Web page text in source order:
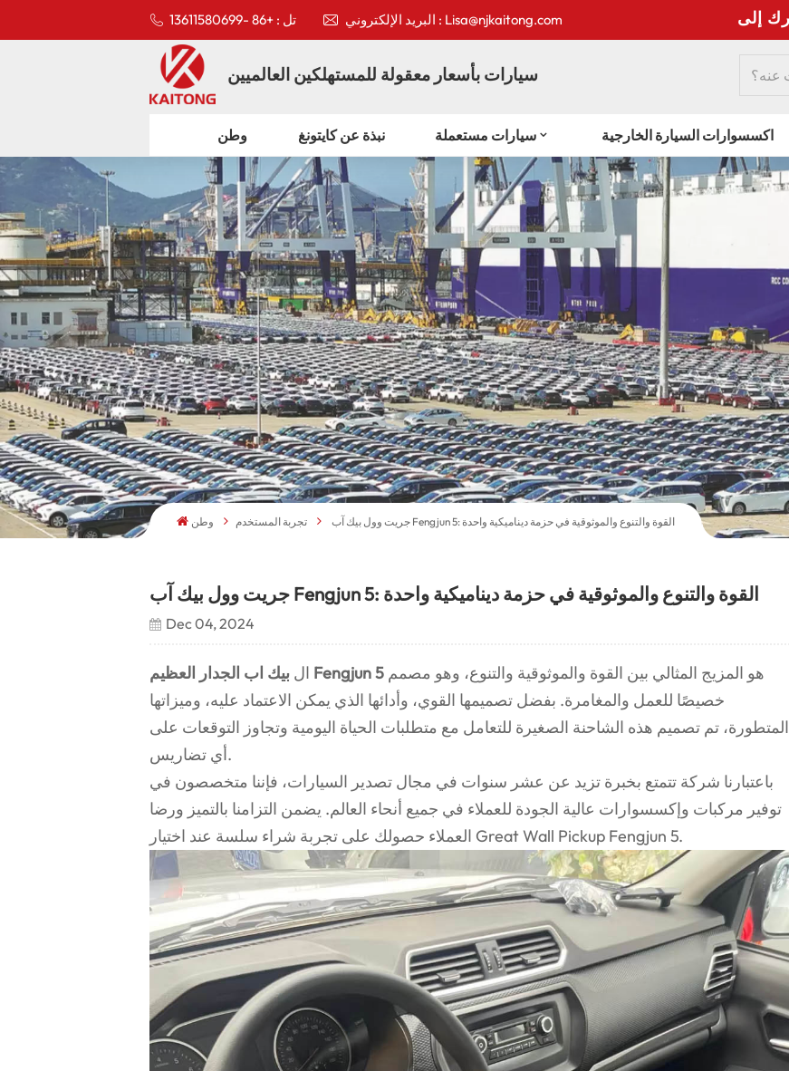
تل : +86 -13611580699 البريد الإلكتروني : Lisa@njkaitong.com
سيارات بأسعار معقولة للمستهلكين العالميين
وطن نبذة عن كايتونغ سيارات مستعملة اكسسوارات السيارة الخارجية
وطن تجربة المستخدم جريت وول بيك آب Fengjun 5: القوة والتنوع والموثوقية في حزمة ديناميكية واحدة
جريت وول بيك آب Fengjun 5: القوة والتنوع والموثوقية في حزمة ديناميكية واحدة
Dec 04, 2024
ال بيك اب الجدار العظيم Fengjun 5هو المزيج المثالي بين القوة والموثوقية والتنوع، وهو مصمم
خصيصًا للعمل والمغامرة. بفضل تصميمها القوي، وأدائها الذي يمكن الاعتماد عليه، وميزاتها
المتطورة، تم تصميم هذه الشاحنة الصغيرة للتعامل مع متطلبات الحياة اليومية وتجاوز التوقعات على
أي تضاريس.
باعتبارنا شركة تتمتع بخبرة تزيد عن عشر سنوات في مجال تصدير السيارات، فإننا متخصصون في
توفير مركبات وإكسسوارات عالية الجودة للعملاء في جميع أنحاء العالم. يضمن التزامنا بالتميز ورضا
العملاء حصولك على تجربة شراء سلسة عند اختيار Great Wall Pickup Fengjun 5.